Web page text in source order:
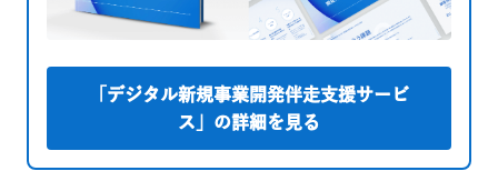
「デジタル新規事業開発伴走支援サービ
ス」の詳細を見る